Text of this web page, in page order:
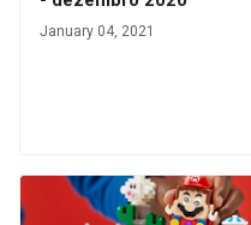
January 04, 2021